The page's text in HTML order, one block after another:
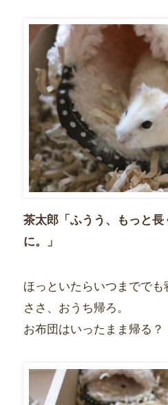
茶太郎「ふうう、もっと長
に。」
ほっといたらいつまでで
ささ、おうち帰ろ。
お布団はいったまま帰る？